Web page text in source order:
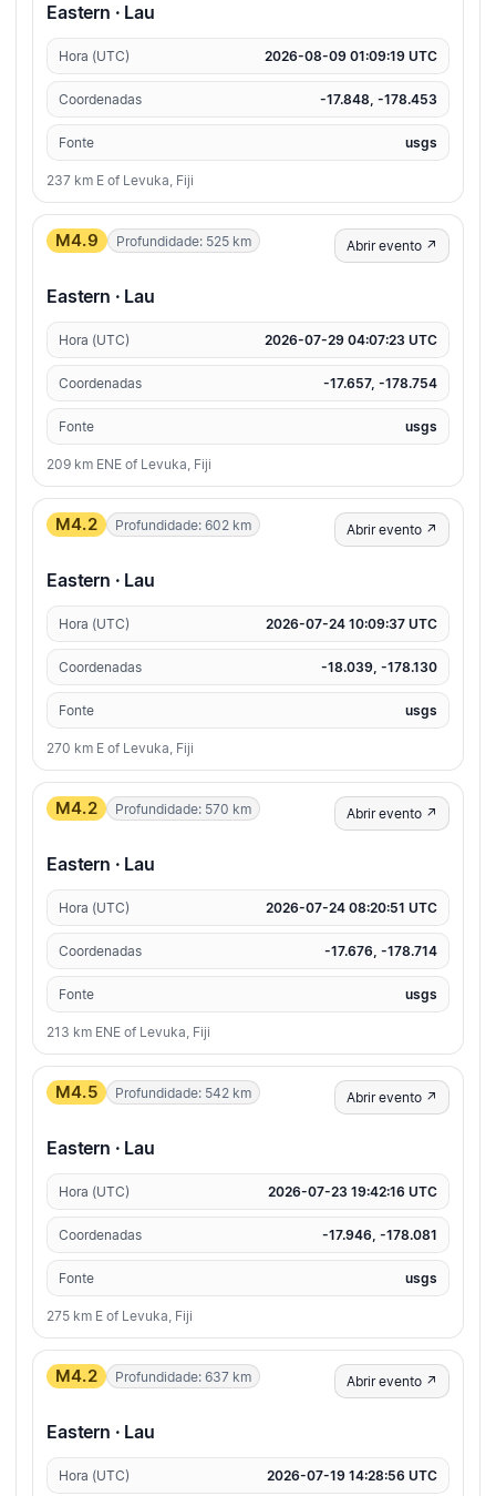
Eastern · Lau
Hora (UTC) 2026-08-09 01:09:19 UTC
Coordenadas -17.848, -178.453
Fonte usgs
237 km E of Levuka, Fiji
M4.9 Profundidade: 525 km Abrir evento ↗
Eastern · Lau
Hora (UTC) 2026-07-29 04:07:23 UTC
Coordenadas -17.657, -178.754
Fonte usgs
209 km ENE of Levuka, Fiji
M4.2 Profundidade: 602 km Abrir evento ↗
Eastern · Lau
Hora (UTC) 2026-07-24 10:09:37 UTC
Coordenadas -18.039, -178.130
Fonte usgs
270 km E of Levuka, Fiji
M4.2 Profundidade: 570 km Abrir evento ↗
Eastern · Lau
Hora (UTC) 2026-07-24 08:20:51 UTC
Coordenadas -17.676, -178.714
Fonte usgs
213 km ENE of Levuka, Fiji
M4.5 Profundidade: 542 km Abrir evento ↗
Eastern · Lau
Hora (UTC) 2026-07-23 19:42:16 UTC
Coordenadas -17.946, -178.081
Fonte usgs
275 km E of Levuka, Fiji
M4.2 Profundidade: 637 km Abrir evento ↗
Eastern · Lau
Hora (UTC) 2026-07-19 14:28:56 UTC